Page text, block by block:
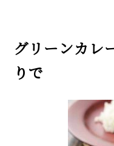
グリーンカレ
りで